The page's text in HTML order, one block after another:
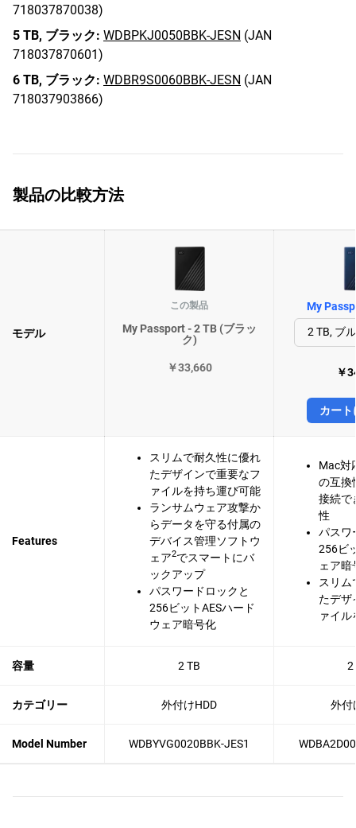
718037870038)
5 TB, ブラック: WDBPKJ0050BBK-JESN (JAN
718037870601)
6 TB, ブラック: WDBR9S0060BBK-JESN (JAN
718037903866)
製品の比較方法
モデル
この製品
My Passport - 2 TB (ブラッ
ク)
￥33,660
My
￥
カート
Features
スリムで耐久性に優れ
たデザインで重要なフ
ァイルを持ち運び可能
ランサムウェア攻撃か
らデータを守る付属の
デバイス管理ソフトウ
ェア2でスマートにバ
ックアップ
パスワードロックと
256ビットAESハード
ウェア暗号化
Mac対
の互換
接続で
性
パスワ
256ビ
ェア暗
スリム
たデザ
ァイ
容量 2 TB 2
カテゴリー 外付けHDD 外付
Model Number WDBYVG0020BBK-JES1